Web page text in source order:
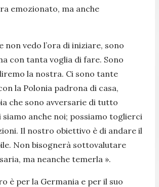
emozionato, ma anche
non vedo l’ora di iniziare, sono
con tanta voglia di fare. Sono
la nostra. Ci sono tante
la Polonia padrona di casa,
che sono avversarie di tutto
anche noi; possiamo toglierci
Il nostro obiettivo è di andare il
Non bisognerà sottovalutare
ma neanche temerla ».
è per la Germania e per il suo